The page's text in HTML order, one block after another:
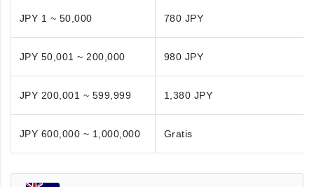
JPY 1 ~ 50,000 780 JPY
JPY 50,001 ~ 200,000 980 JPY
JPY 200,001 ~ 599,999 1,380 JPY
JPY 600,000 ~ 1,000,000 Gratis